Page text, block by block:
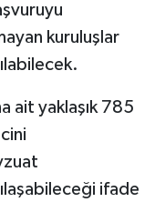
kuruluşlar
ait yaklaşık 785
ifade